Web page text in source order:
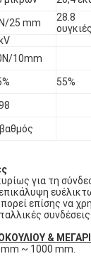
25 mm
28.8
ουγκιές.
10mm
55%
για τη
επίσης να
συνδέσεις.
&
mm ~ 1000 mm.